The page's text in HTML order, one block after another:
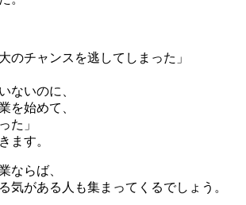
のチャンスを逃してしまった」
ないのに、
を始めて、
た」
ます。
ならば、
気がある人も集まってくるでしょう。